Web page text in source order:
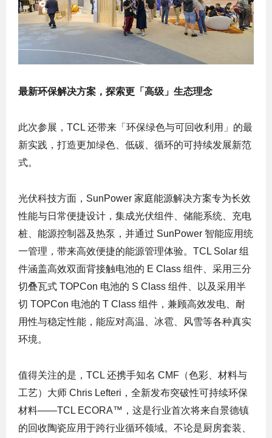
最新环保解决方案，探索更「高级」生态理念
此次参展，TCL 还带来「环保绿色与可回收利用」的最
新实践，打造更加绿色、低碳、循环的可持续发展新范
式。
光伏科技方面，SunPower 家庭能源解决方案专为长效
性能与日常便捷设计，集成光伏组件、储能系统、充电
桩、能源控制器及热泵，并通过 SunPower 智能应用统
一管理，带来高效便捷的能源管理体验。TCL Solar 组
件涵盖高效双面背接触电池的 E Class 组件、采用三分
切叠瓦式 TOPCon 电池的 S Class 组件、以及采用半
切 TOPCon 电池的 T Class 组件，兼顾高效发电、耐
用性与稳定性能，能应对高温、冰雹、风雪等各种真实
环境。
值得关注的是，TCL 还携手知名 CMF（色彩、材料与
工艺）大师 Chris Lefteri，全新发布突破性可持续环保
材料——TCL ECORA™，这是行业首次将来自景德镇
的回收陶瓷应用于跨行业循环领域。不论是厨房套装、